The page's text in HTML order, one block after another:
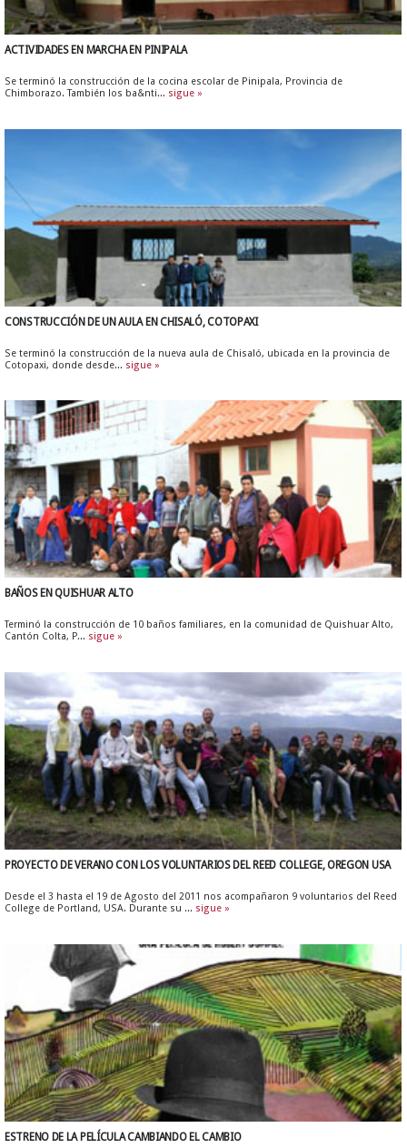
ACTIVIDADES EN MARCHA EN PINIPALA
Se terminó la construcción de la cocina escolar de Pinipala, Provincia de
Chimborazo. También los ba&nti... sigue »
CONSTRUCCIÓN DE UN AULA EN CHISALÓ, COTOPAXI
Se terminó la construcción de la nueva aula de Chisaló, ubicada en la provincia de
Cotopaxi, donde desde... sigue »
BAÑOS EN QUISHUAR ALTO
Terminó la construcción de 10 baños familiares, en la comunidad de Quishuar Alto,
Cantón Colta, P... sigue »
PROYECTO DE VERANO CON LOS VOLUNTARIOS DEL REED COLLEGE, OREGON USA
Desde el 3 hasta el 19 de Agosto del 2011 nos acompañaron 9 voluntarios del Reed
College de Portland, USA. Durante su ... sigue »
ESTRENO DE LA PELÍCULA CAMBIANDO EL CAMBIO